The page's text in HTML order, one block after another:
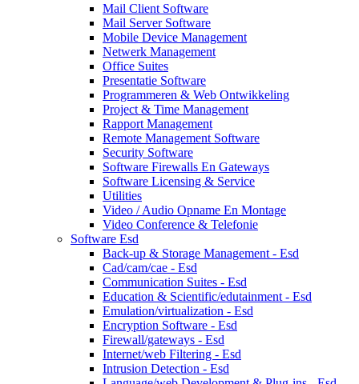
Mail Client Software
Mail Server Software
Mobile Device Management
Netwerk Management
Office Suites
Presentatie Software
Programmeren & Web Ontwikkeling
Project & Time Management
Rapport Management
Remote Management Software
Security Software
Software Firewalls En Gateways
Software Licensing & Service
Utilities
Video / Audio Opname En Montage
Video Conference & Telefonie
Software Esd
Back-up & Storage Management - Esd
Cad/cam/cae - Esd
Communication Suites - Esd
Education & Scientific/edutainment - Esd
Emulation/virtualization - Esd
Encryption Software - Esd
Firewall/gateways - Esd
Internet/web Filtering - Esd
Intrusion Detection - Esd